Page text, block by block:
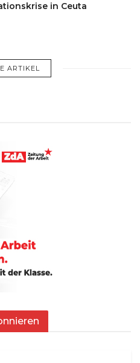
in Ceuta
ARTIKEL